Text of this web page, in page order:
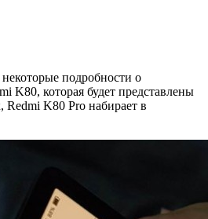
подробности о
K80, которая будет представлены
K80 Pro набирает в